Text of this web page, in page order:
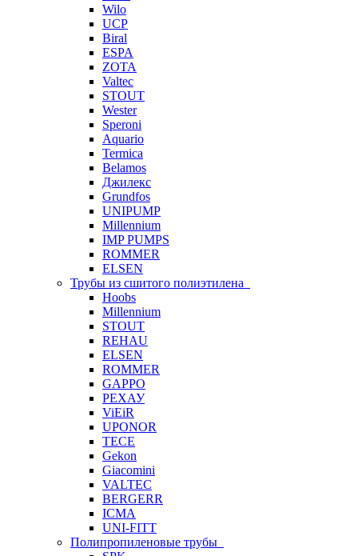
Wilo
UCP
Biral
ESPA
ZOTA
Valtec
STOUT
Wester
Speroni
Aquario
Termica
Belamos
Джилекс
Grundfos
UNIPUMP
Millennium
IMP PUMPS
ROMMER
ELSEN
Трубы из сшитого полиэтилена
Hoobs
Millennium
STOUT
REHAU
ELSEN
ROMMER
GAPPO
РЕХАУ
ViEiR
UPONOR
TECE
Gekon
Giacomini
VALTEC
BERGERR
ICMA
UNI-FITT
Полипропиленовые трубы